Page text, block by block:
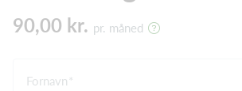
90,00 kr. pr. måned
Fornavn